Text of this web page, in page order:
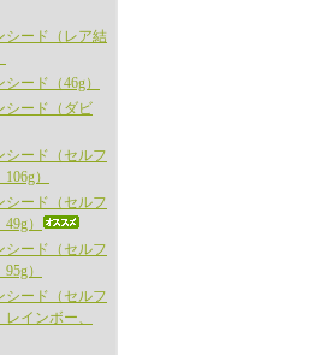
シード（レア結
ード（46g）
シード（ダビ
シード（セルフ
）
シード（セルフ
）
シード（セルフ
）
シード（セルフ
インボー、